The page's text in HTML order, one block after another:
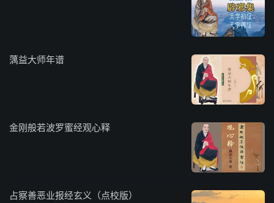
蕅益大师年谱
金刚般若波罗蜜经观心释
占察善恶业报经玄义（点校版）